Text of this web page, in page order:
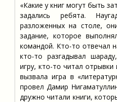
«Какие у книг могут быть
задались ребята.
разложенных на столе,
задание, которое
командой. Кто-то отвечал
кто-то разгадывал
игру, кто-то читал отрывки
вызвала игра в
провел Дамир
дружно читали книги,